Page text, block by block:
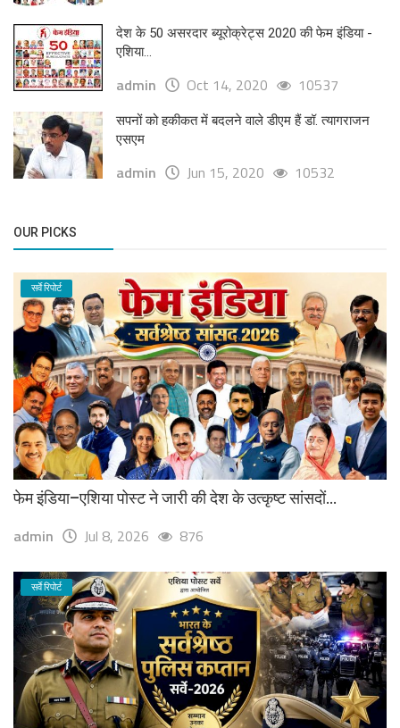
देश के 50 असरदार ब्यूरोक्रेट्स 2020 की फेम इंडिया -
एशिया...
admin Oct 14, 2020 10537
सपनों को हकीकत में बदलने वाले डीएम हैं डॉ. त्यागराजन
एसएम
admin Jun 15, 2020 10532
OUR PICKS
सर्वे रिपोर्ट
फेम इंडिया–एशिया पोस्ट ने जारी की देश के उत्कृष्ट सांसदों...
admin Jul 8, 2026 876
सर्वे रिपोर्ट